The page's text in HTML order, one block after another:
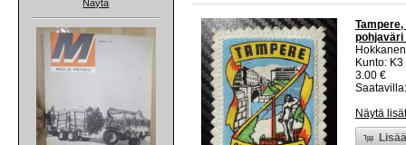
Näytä
pohjaväri
Kunto:
3.00 €
Näytä